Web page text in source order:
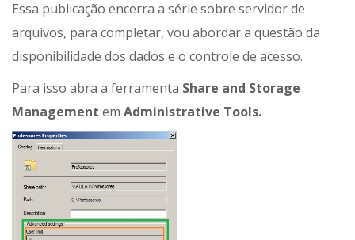
Essa publicação encerra a série sobre servidor de
arquivos, para completar, vou abordar a questão da
disponibilidade dos dados e o controle de acesso.
Para isso abra a ferramenta Share and Storage
Management em Administrative Tools.